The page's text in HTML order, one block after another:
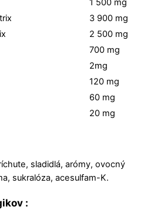
1 500 mg
3 900 mg
2 500 mg
700 mg
2mg
120 mg
60 mg
20 mg
sladidlá, arómy, ovocný
sukralóza, acesulfam-K.
: